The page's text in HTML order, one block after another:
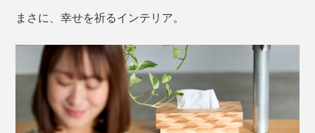
まさに、幸せを祈るインテリア。